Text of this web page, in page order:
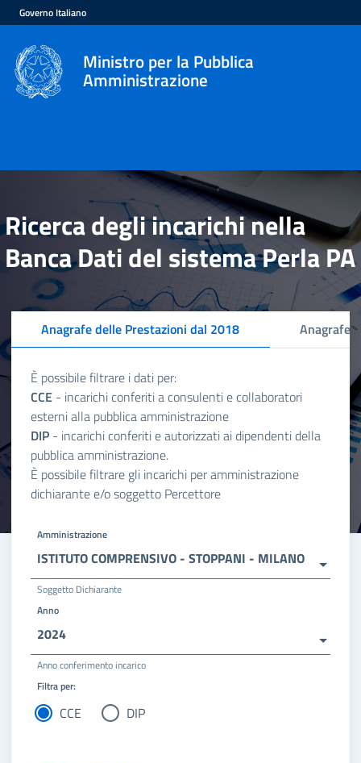
Governo Italiano
Ministro per la Pubblica
Amministrazione
Ricerca degli incarichi nella
Banca Dati del sistema Perla PA
Anagrafe delle Prestazioni dal 2018 Anagrafe
È possibile filtrare i dati per:
CCE - incarichi conferiti a consulenti e collaboratori
esterni alla pubblica amministrazione
DIP - incarichi conferiti e autorizzati ai dipendenti della
pubblica amministrazione.
È possibile filtrare gli incarichi per amministrazione
dichiarante e/o soggetto Percettore
Amministrazione
ISTITUTO COMPRENSIVO - STOPPANI - MILANO
Soggetto Dichiarante
Anno
2024
Anno conferimento incarico
Filtra per:
CCE DIP